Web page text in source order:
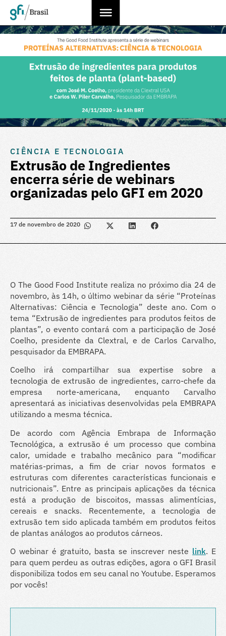
CIÊNCIA E TECNOLOGIA
Extrusão de Ingredientes
encerra série de webinars
organizadas pelo GFI em 2020
17 de novembro de 2020
O The Good Food Institute realiza no próximo dia 24 de
novembro, às 14h, o último webinar da série “Proteínas
Alternativas: Ciência e Tecnologia” deste ano. Com o
tema “Extrusão de ingredientes para produtos feitos de
plantas”, o evento contará com a participação de José
Coelho, presidente da Clextral, e de Carlos Carvalho,
pesquisador da EMBRAPA.
Coelho irá compartilhar sua expertise sobre a
tecnologia de extrusão de ingredientes, carro-chefe da
empresa norte-americana, enquanto Carvalho
apresentará as iniciativas desenvolvidas pela EMBRAPA
utilizando a mesma técnica.
De acordo com Agência Embrapa de Informação
Tecnológica, a extrusão é um processo que combina
calor, umidade e trabalho mecânico para “modificar
matérias-primas, a fim de criar novos formatos e
estruturas com diferentes características funcionais e
nutricionais”. Entre as principais aplicações da técnica
está a produção de biscoitos, massas alimentícias,
cereais e snacks. Recentemente, a tecnologia de
extrusão tem sido aplicada também em produtos feitos
de plantas análogos ao produtos cárneos.
O webinar é gratuito, basta se inscrever neste link. E
para quem perdeu as outras edições, agora o GFI Brasil
disponibiliza todos em seu canal no Youtube. Esperamos
por vocês!